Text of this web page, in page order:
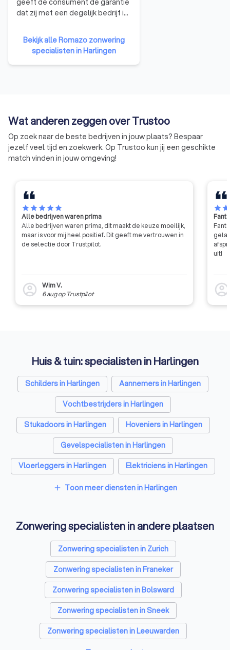
geeft de consument de garantie
dat zij met een degelijk bedrijf in
deskundig personeel. De leden
van Romazo Professionals
mogen het Romazo Keurmerk
pas voeren als zij voldoen aan de
aan de hand van een lijst van
meer dan 60 eisen
gecontroleerd.
Bekijk alle Romazo zonwering
specialisten in Harlingen
Wat anderen zeggen over Trustoo
Op zoek naar de beste bedrijven in jouw plaats? Bespaar
jezelf veel tijd en zoekwerk. Op Trustoo kun jij een geschikte
match vinden in jouw omgeving!
starstarstarstarstar
Alle bedrijven waren prima
Alle bedrijven waren prima, dit maakt de keuze moeilijk,
maar is voor mij heel positief. Dit geeft me vertrouwen in
de selectie door Trustpilot.
account_circle
Wim V.
6 augop Trustpilot
starstar
uit!
account_circle
Huis & tuin: specialisten in Harlingen
Schilders in Harlingen
Aannemers in Harlingen
Vochtbestrijders in Harlingen
Stukadoors in Harlingen
Hoveniers in Harlingen
Gevelspecialisten in Harlingen
Vloerleggers in Harlingen
Elektriciens in Harlingen
Isolatiebedrijven in Harlingen
Architecten in Harlingen
Badkamer installateurs in Harlingen
Traprenovatie bedrijven in Harlingen
Schoorsteenvegers in Harlingen
Hekwerkspecialisten in Harlingen
Interieurstylisten in Harlingen
add Toon meer diensten in Harlingen
Zonwering specialisten in andere plaatsen
Zonwering specialisten in Zurich
Zonwering specialisten in Franeker
Zonwering specialisten in Bolsward
Zonwering specialisten in Sneek
Zonwering specialisten in Leeuwarden